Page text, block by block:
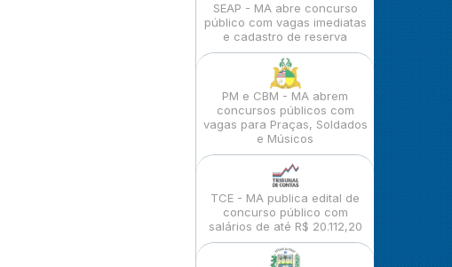
SEAP - MA abre concurso
público com vagas imediatas
e cadastro de reserva
PM e CBM - MA abrem
concursos públicos com
vagas para Praças, Soldados
e Músicos
TCE - MA publica edital de
concurso público com
salários de até R$ 20.112,20